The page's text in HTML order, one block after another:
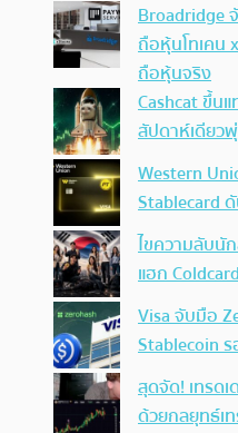
Broadridge
ถือหุ้นโทเคน
ถือหุ้นจริง
Cashcat ขึ้น
สัปดาห์เดียว
Western
Stablecard
ไขความลับนั
แฮก
Visa จับมือ
Stablecoin ร
สุดจัด! เทรด
ด้วยกลยุทธ์เ